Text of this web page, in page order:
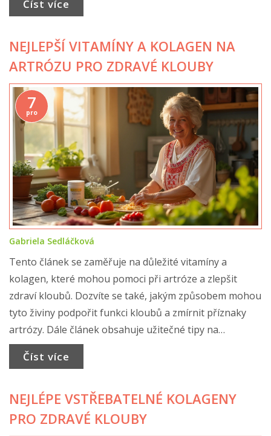
Číst více
NEJLEPŠÍ VITAMÍNY A KOLAGEN NA
ARTRÓZU PRO ZDRAVÉ KLOUBY
7
pro
Gabriela Sedláčková
Tento článek se zaměřuje na důležité vitamíny a
kolagen, které mohou pomoci při artróze a zlepšit
zdraví kloubů. Dozvíte se také, jakým způsobem mohou
tyto živiny podpořit funkci kloubů a zmírnit příznaky
artrózy. Dále článek obsahuje užitečné tipy na
potraviny bohaté na tyto živiny a způsoby, jak je
začlenit do každodenní stravy. Věnujte pozornost
kloubů.
Číst více
NEJLÉPE VSTŘEBATELNÉ KOLAGENY
PRO ZDRAVÉ KLOUBY